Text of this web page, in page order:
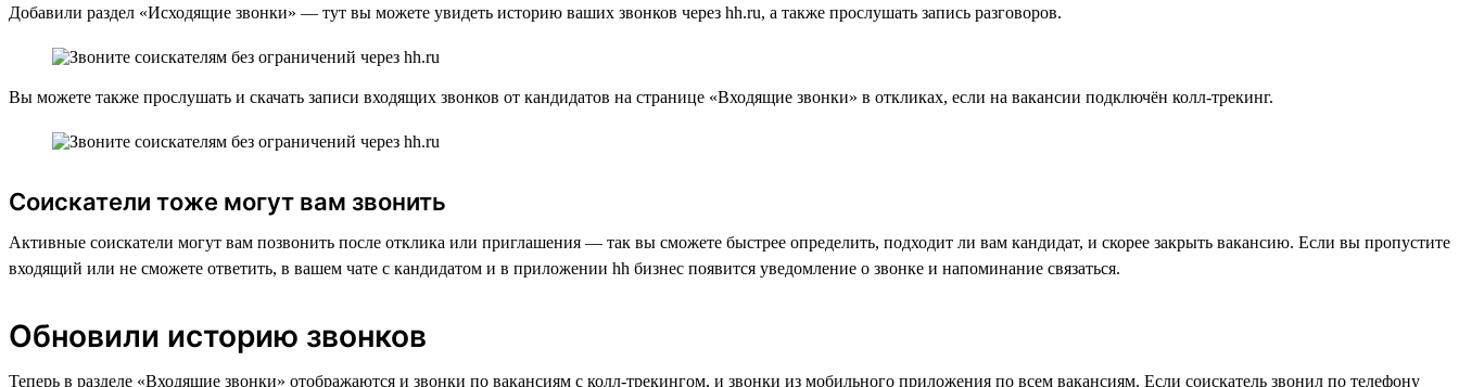
Добавили раздел «Исходящие звонки» — тут вы можете увидеть историю ваших звонков через hh.ru, а также прослушать запись разговоров.
Вы можете также прослушать и скачать записи входящих звонков от кандидатов на странице «Входящие звонки» в откликах, если на вакансии подключён колл-трекинг.
Соискатели тоже могут вам звонить
Активные соискатели могут вам позвонить после отклика или приглашения — так вы сможете быстрее определить, подходит ли вам кандидат, и скорее закрыть вакансию. Если вы пропустите
входящий или не сможете ответить, в вашем чате с кандидатом и в приложении hh бизнес появится уведомление о звонке и напоминание связаться.
Обновили историю звонков
Теперь в разделе «Входящие звонки» отображаются и звонки по вакансиям с колл-трекингом, и звонки из мобильного приложения по всем вакансиям. Если соискатель звонил по телефону